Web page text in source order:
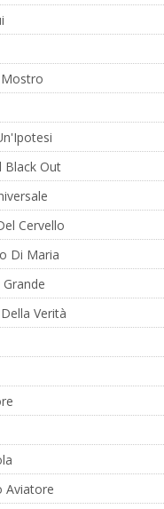
Black Out
Cervello
Di Maria
Verità
Aviatore